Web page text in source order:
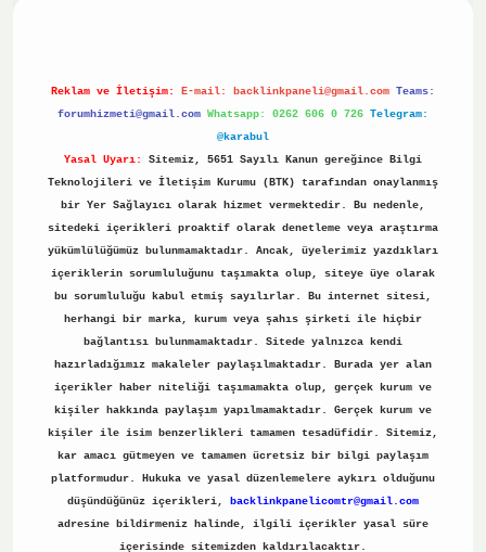
Reklam ve İletişim: E-mail: backlinkpaneli@gmail.com Teams:
forumhizmeti@gmail.com Whatsapp: 0262 606 0 726 Telegram:
@karabul
Yasal Uyarı:
Sitemiz, 5651 Sayılı Kanun gereğince Bilgi
Teknolojileri ve İletişim Kurumu (BTK) tarafından onaylanmış
bir Yer Sağlayıcı olarak hizmet vermektedir. Bu nedenle,
sitedeki içerikleri proaktif olarak denetleme veya araştırma
yükümlülüğümüz bulunmamaktadır. Ancak, üyelerimiz yazdıkları
içeriklerin sorumluluğunu taşımakta olup, siteye üye olarak
bu sorumluluğu kabul etmiş sayılırlar. Bu internet sitesi,
herhangi bir marka, kurum veya şahıs şirketi ile hiçbir
bağlantısı bulunmamaktadır. Sitede yalnızca kendi
hazırladığımız makaleler paylaşılmaktadır. Burada yer alan
içerikler haber niteliği taşımamakta olup, gerçek kurum ve
kişiler hakkında paylaşım yapılmamaktadır. Gerçek kurum ve
kişiler ile isim benzerlikleri tamamen tesadüfidir. Sitemiz,
kar amacı gütmeyen ve tamamen ücretsiz bir bilgi paylaşım
platformudur. Hukuka ve yasal düzenlemelere aykırı olduğunu
düşündüğünüz içerikleri,
backlinkpanelicomtr@gmail.com
adresine bildirmeniz halinde, ilgili içerikler yasal süre
içerisinde sitemizden kaldırılacaktır.